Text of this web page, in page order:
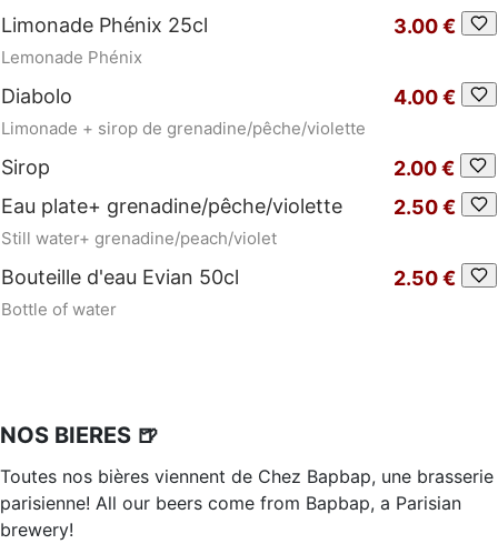
Limonade Phénix 25cl
Lemonade Phénix
3.00 €
Diabolo
Limonade + sirop de grenadine/pêche/violette
4.00 €
Sirop
2.00 €
Eau plate+ grenadine/pêche/violette
Still water+ grenadine/peach/violet
2.50 €
Bouteille d'eau Evian 50cl
Bottle of water
2.50 €
NOS BIERES 🍺
Toutes nos bières viennent de Chez Bapbap, une brasserie
parisienne! All our beers come from Bapbap, a Parisian
brewery!